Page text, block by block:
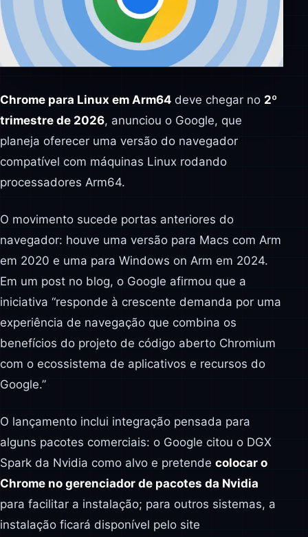
Chrome para Linux em Arm64 deve chegar no 2º
trimestre de 2026, anunciou o Google, que
planeja oferecer uma versão do navegador
compatível com máquinas Linux rodando
processadores Arm64.
O movimento sucede portas anteriores do
navegador: houve uma versão para Macs com Arm
em 2020 e uma para Windows on Arm em 2024.
Em um post no blog, o Google afirmou que a
iniciativa “responde à crescente demanda por uma
experiência de navegação que combina os
benefícios do projeto de código aberto Chromium
com o ecossistema de aplicativos e recursos do
Google.”
O lançamento inclui integração pensada para
alguns pacotes comerciais: o Google citou o DGX
Spark da Nvidia como alvo e pretende colocar o
Chrome no gerenciador de pacotes da Nvidia
para facilitar a instalação; para outros sistemas, a
instalação ficará disponível pelo site